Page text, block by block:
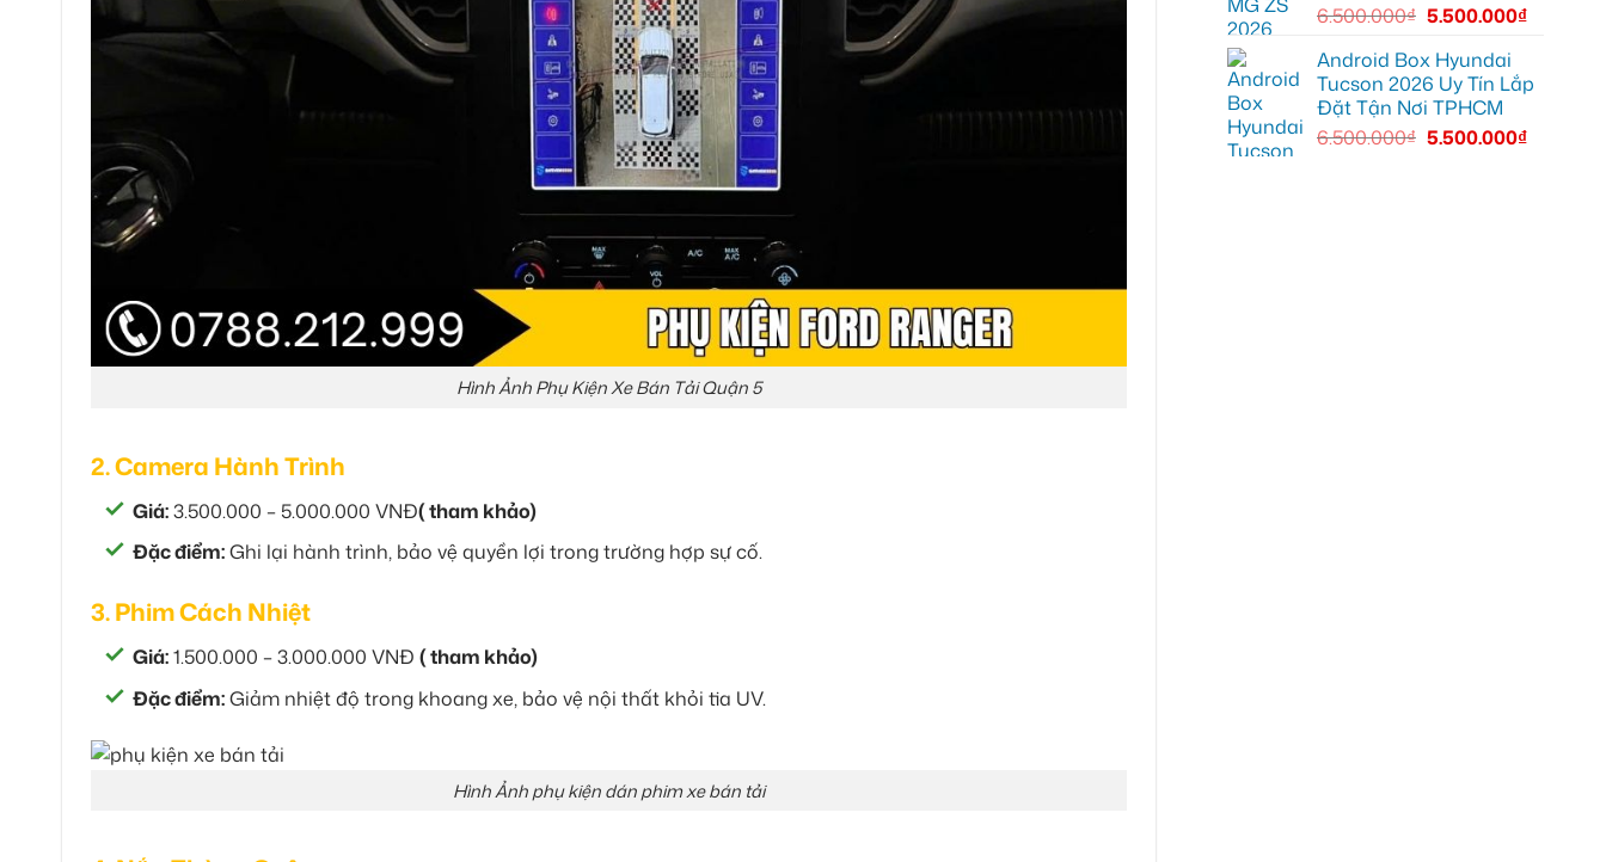
Hình Ảnh Phụ Kiện Xe Bán Tải Quận 5
2. Camera Hành Trình
Giá:3.500.000 – 5.000.000 VNĐ( tham khảo)
Đặc điểm:Ghi lại hành trình, bảo vệ quyền lợi trong trường hợp sự cố.
3. Phim Cách Nhiệt
Giá:1.500.000 – 3.000.000 VNĐ ( tham khảo)
Đặc điểm:Giảm nhiệt độ trong khoang xe, bảo vệ nội thất khỏi tia UV.
Hình Ảnh phụ kiện dán phim xe bán tải
6.500.000₫ 5.500.000₫
Android Box Hyundai
Tucson 2026 Uy Tín Lắp
Đặt Tận Nơi TPHCM
6.500.000₫ 5.500.000₫